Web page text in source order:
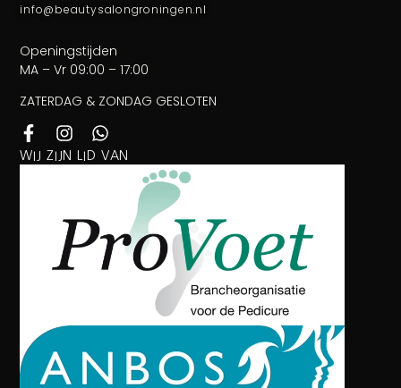
info@beautysalongroningen.nl
Openingstijden
MA – Vr 09:00 – 17:00
ZATERDAG & ZONDAG GESLOTEN
WIJ ZIJN LID VAN